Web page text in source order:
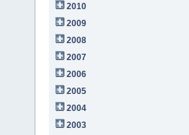
2010
2009
2008
2007
2006
2005
2004
2003